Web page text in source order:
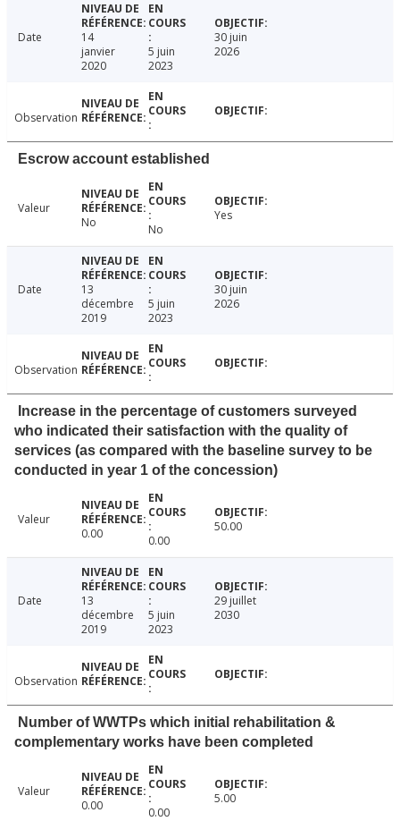
Date
14
janvier
2020
5 juin
2023
30 juin
2026
Observation
Escrow account established
Valeur
No
No
Yes
Date
13
décembre
2019
5 juin
2023
30 juin
2026
Observation
Increase in the percentage of customers surveyed
who indicated their satisfaction with the quality of
services (as compared with the baseline survey to be
conducted in year 1 of the concession)
Valeur
0.00
0.00
50.00
Date
13
décembre
2019
5 juin
2023
29 juillet
2030
Observation
Number of WWTPs which initial rehabilitation &
complementary works have been completed
Valeur
0.00
0.00
5.00